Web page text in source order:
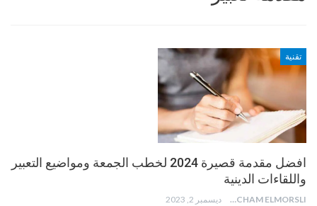
تقنية
افضل مقدمة قصيرة 2024 لخطب الجمعة ومواضيع التعبير
واللقاءات الدينية
HICHAM ELMORSLI ديسمبر 2, 2023